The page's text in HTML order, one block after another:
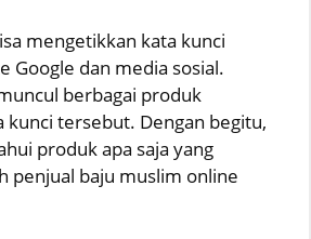
mengetikkan kata kunci
Google dan media sosial.
berbagai produk
kunci tersebut. Dengan begitu,
produk apa saja yang
penjual baju muslim online